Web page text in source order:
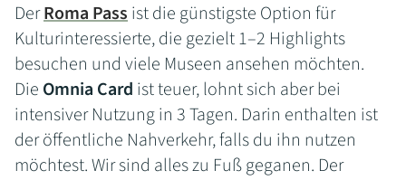
DerRoma Passist die günstigste Option für
Kulturinteressierte, die gezielt 1–2 Highlights
besuchen und viele Museen ansehen möchten.
Die Omnia Card ist teuer, lohnt sich aber bei
intensiver Nutzung in 3 Tagen. Darin enthalten ist
der öffentliche Nahverkehr, falls du ihn nutzen
möchtest. Wir sind alles zu Fuß geganen. Der